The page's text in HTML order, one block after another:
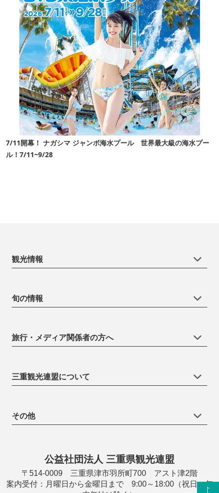
7/11開幕！ ナガシマ ジャンボ海水プール 世界最大級の海水プー
ル！7/11~9/28
観光情報
旬の情報
旅行・メディア関係者の方へ
三重観光連盟について
その他
公益社団法人 三重県観光連盟
〒514-0009 三重県津市羽所町700 アスト津2階
案内受付：月曜日から金曜日まで 9:00～18:00（祝日・年